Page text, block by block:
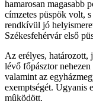
hamarosan magasabb
címzetes püspök volt,
rendkívül jó
Székesfehérvár első
Az erélyes, határozott,
lévő főpásztor
valamint az
exemptségét. Ugyanis
mûködött.